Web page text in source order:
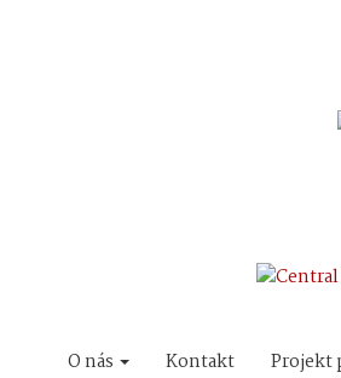
O nás Kontakt Projekt